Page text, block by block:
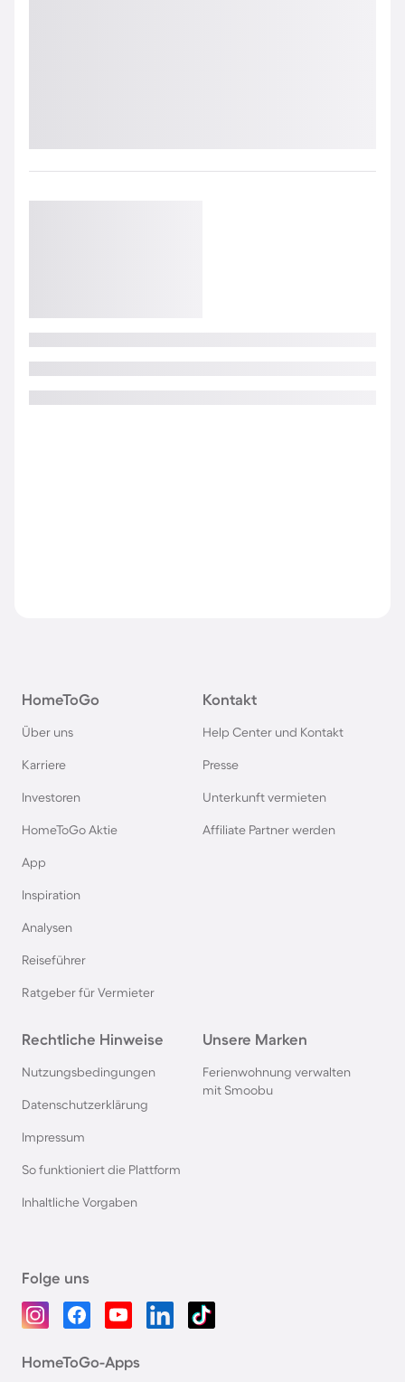
HomeToGo
Über uns
Karriere
Investoren
HomeToGo Aktie
App
Inspiration
Analysen
Reiseführer
Ratgeber für Vermieter
Kontakt
Help Center und Kontakt
Presse
Unterkunft vermieten
Affiliate Partner werden
Rechtliche Hinweise
Nutzungsbedingungen
Datenschutzerklärung
Impressum
So funktioniert die Plattform
Inhaltliche Vorgaben
Unsere Marken
Ferienwohnung verwalten
mit Smoobu
Folge uns
HomeToGo-Apps